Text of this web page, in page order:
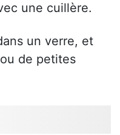
une cuillère.
un verre, et
de petites